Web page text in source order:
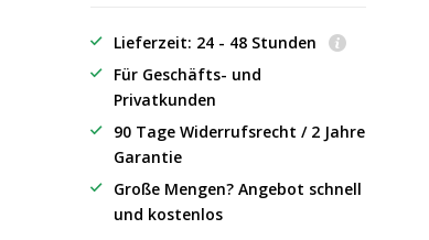
Lieferzeit: 24 - 48 Stunden
Für Geschäfts- und
Privatkunden
90 Tage Widerrufsrecht / 2 Jahre
Garantie
Große Mengen? Angebot schnell
und kostenlos